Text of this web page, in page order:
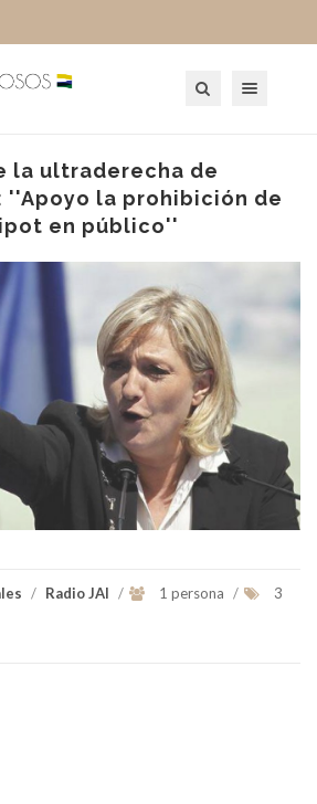
la ultraderecha de
''Apoyo la prohibición de
en público''
/ Radio JAI / 1 persona / 3